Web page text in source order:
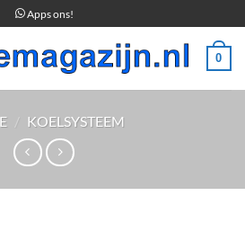
Apps ons!
0
/ KOELSYSTEEM